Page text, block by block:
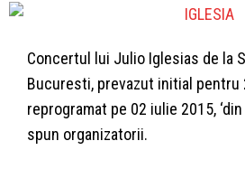
Concertul lui Julio Iglesias de la
Bucuresti, prevazut initial pentru
reprogramat pe 02 iulie 2015,
spun organizatorii.